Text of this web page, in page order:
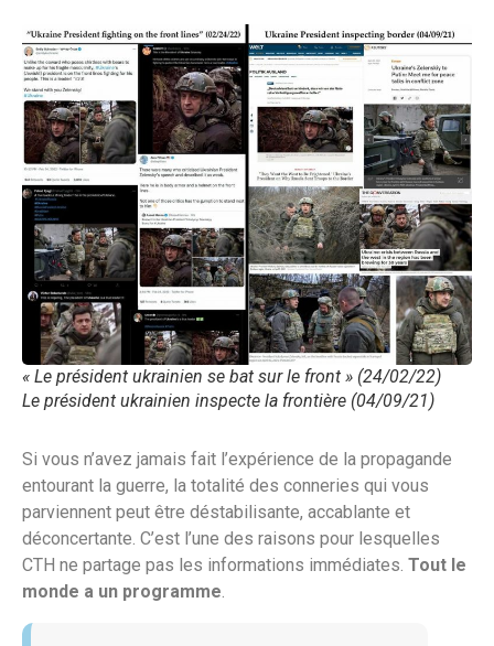
« Le président ukrainien se bat sur le front » (24/02/22)
Le président ukrainien inspecte la frontière (04/09/21)
Si vous n’avez jamais fait l’expérience de la propagande
entourant la guerre, la totalité des conneries qui vous
parviennent peut être déstabilisante, accablante et
déconcertante. C’est l’une des raisons pour lesquelles
CTH ne partage pas les informations immédiates. Tout le
monde a un programme.